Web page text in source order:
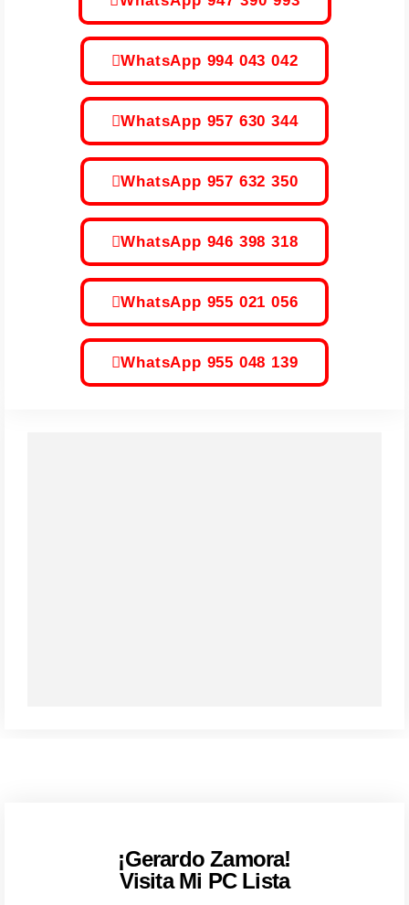
WhatsApp 994 043 042
WhatsApp 957 630 344
WhatsApp 957 632 350
WhatsApp 946 398 318
WhatsApp 955 021 056
WhatsApp 955 048 139
¡Gerardo Zamora!
Visita Mi PC Lista